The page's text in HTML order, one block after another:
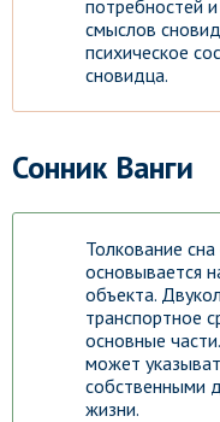
потребностей
смыслов
психическое
сновидца.
Сонник Ванги
Толкование
основывается
объекта.
транспортное
основные
может
собственными
жизни.